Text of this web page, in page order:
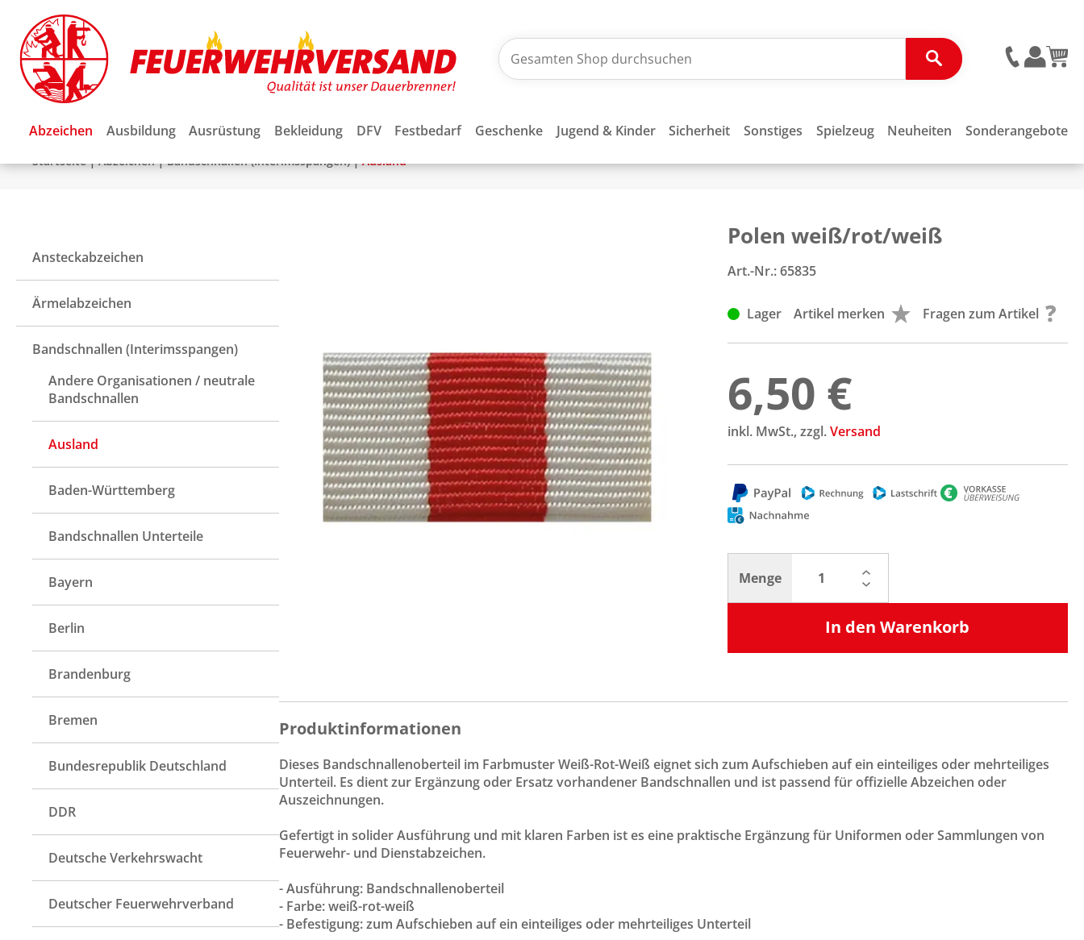
Abzeichen Ausbildung Ausrüstung Bekleidung DFV Festbedarf Geschenke Jugend & Kinder Sicherheit Sonstiges Spielzeug Neuheiten Sonderangebote
Startseite|Abzeichen|Bandschnallen (Interimsspangen)|Ausland
Ansteckabzeichen
Ärmelabzeichen
Bandschnallen (Interimsspangen)
Andere Organisationen / neutrale
Bandschnallen
Ausland
Baden-Württemberg
Bandschnallen Unterteile
Bayern
Berlin
Brandenburg
Bremen
Bundesrepublik Deutschland
DDR
Deutsche Verkehrswacht
Deutscher Feuerwehrverband
Polen weiß/rot/weiß
Art.-Nr.:65835
Lager Artikel merken Fragen zum Artikel
6,50 €
inkl. MwSt., zzgl.Versand
Menge
In den Warenkorb
Produktinformationen
Dieses Bandschnallenoberteil im Farbmuster Weiß-Rot-Weiß eignet sich zum Aufschieben auf ein einteiliges oder mehrteiliges
Unterteil. Es dient zur Ergänzung oder Ersatz vorhandener Bandschnallen und ist passend für offizielle Abzeichen oder
Auszeichnungen.
Gefertigt in solider Ausführung und mit klaren Farben ist es eine praktische Ergänzung für Uniformen oder Sammlungen von
Feuerwehr- und Dienstabzeichen.
- Ausführung: Bandschnallenoberteil
- Farbe: weiß-rot-weiß
- Befestigung: zum Aufschieben auf ein einteiliges oder mehrteiliges Unterteil